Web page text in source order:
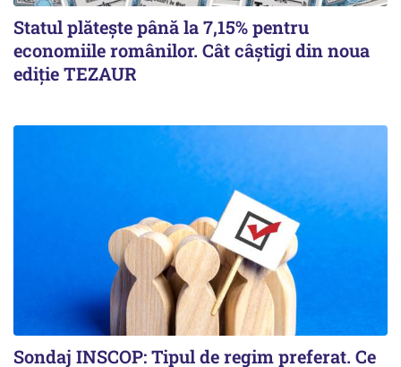
Statul plătește până la 7,15% pentru
economiile românilor. Cât câștigi din noua
ediție TEZAUR
Sondaj INSCOP: Tipul de regim preferat. Ce